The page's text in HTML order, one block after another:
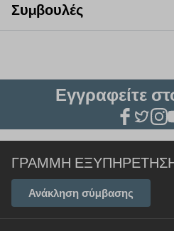
Συμβουλές
Εγγραφείτε
ΓΡΑΜΜΉ
Ανάκληση σύμβασης